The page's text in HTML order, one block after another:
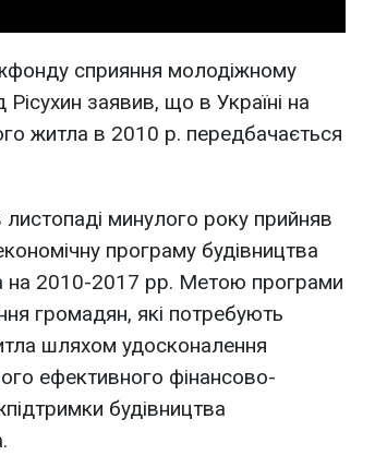
сприяння молодіжному
заявив, що в Україні на
житла в 2010 р. передбачається
листопаді минулого року прийняв
програму будівництва
на 2010-2017 рр. Метою програми
громадян, які потребують
шляхом удосконалення
ефективного фінансово-
будівництва